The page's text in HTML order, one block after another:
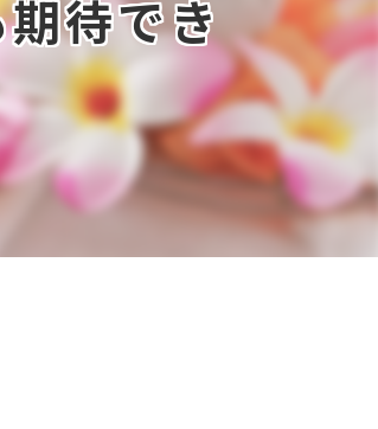
お申込みから資格取得までのステップ
受講生の声
卒業生の声
受講料のお支払方法
待でき